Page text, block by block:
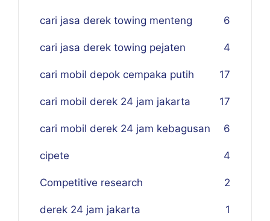
cari jasa derek towing menteng 6
cari jasa derek towing pejaten 4
cari mobil depok cempaka putih 17
cari mobil derek 24 jam jakarta 17
cari mobil derek 24 jam kebagusan 6
cipete 4
Competitive research 2
derek 24 jam jakarta 1